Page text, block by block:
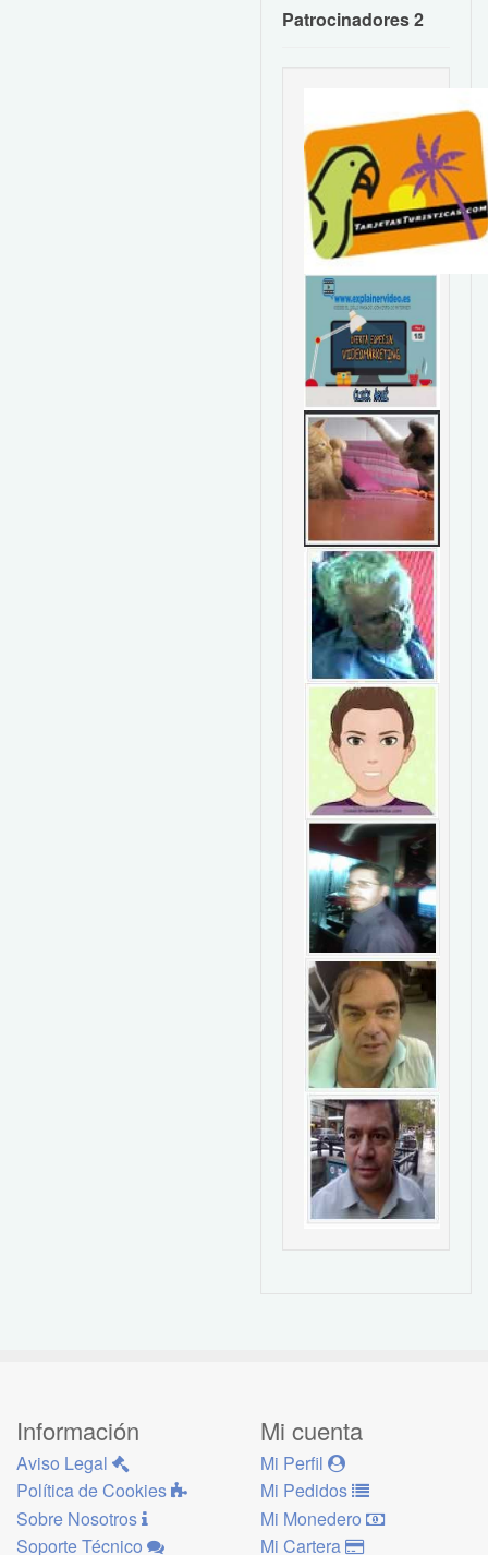
Patrocinadores 2
Información
Aviso Legal
Política de Cookies
Sobre Nosotros
Soporte Técnico
Mi cuenta
Mi Perfil
Mi Pedidos
Mi Monedero
Mi Cartera